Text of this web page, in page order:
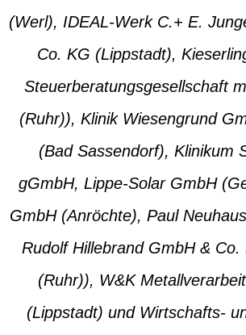
(Werl), IDEAL-Werk C.+ E.
Co. KG (Lippstadt),
Steuerberatungsgesellschaft
(Ruhr)), Klinik Wiesengrund
(Bad Sassendorf), Klinikum
gGmbH, Lippe-Solar GmbH
GmbH (Anröchte), Paul
Rudolf Hillebrand GmbH & Co.
(Ruhr)), W&K
(Lippstadt) und Wirtschafts-